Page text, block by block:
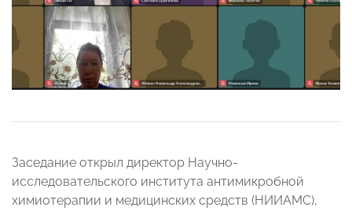
Заседание открыл директор Научно-
исследовательского института антимикробной
химиотерапии и медицинских средств (НИИАМС),